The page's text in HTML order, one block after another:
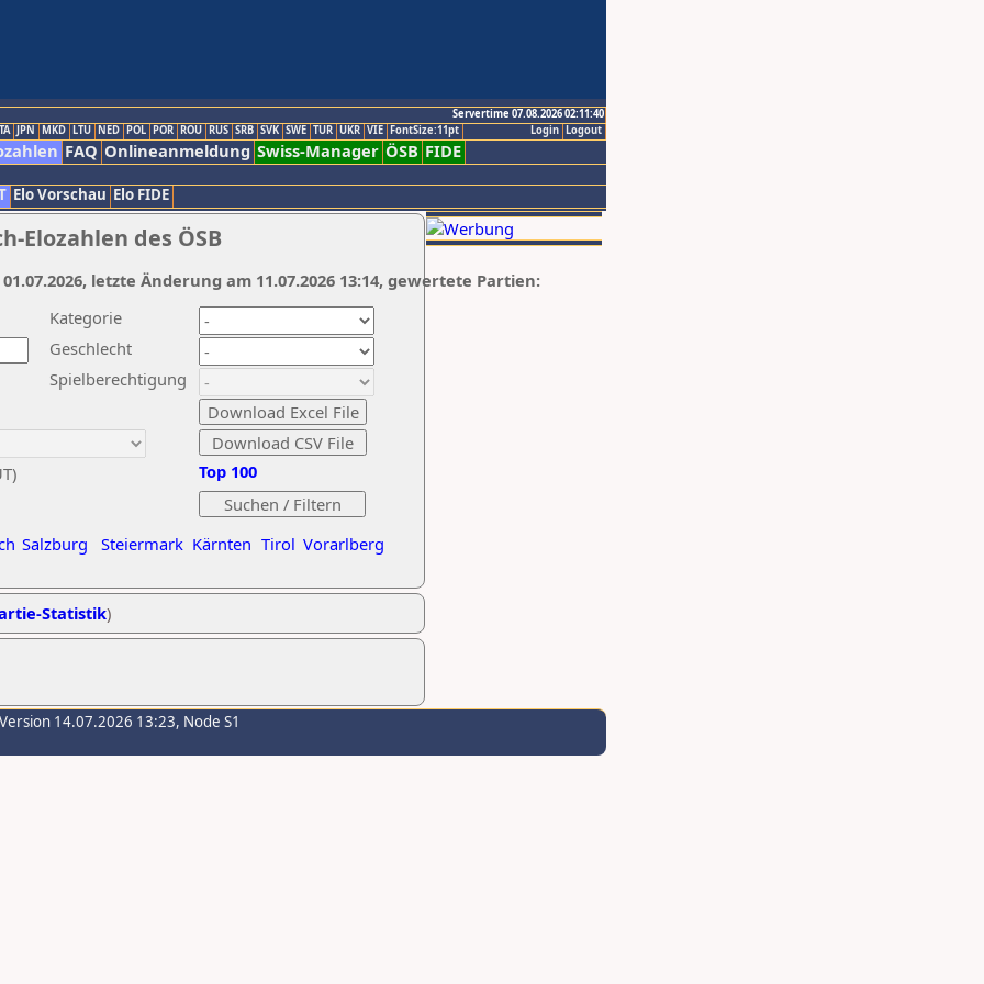
Servertime 07.08.2026 02:11:40
Logout
Login
JPN MKD LTU NED POL POR ROU RUS SRB SVK SWE TUR UKR VIE FontSize:11pt
FAQ Onlineanmeldung Swiss-Manager ÖSB FIDE
Elo Vorschau Elo FIDE
Elozahlen des ÖSB
Kategorie
Geschlecht
Spielberechtigung
Salzburg Steiermark Kärnten Tirol Vorarlberg
Top 100
letzte Änderung am 11.07.2026 13:14, gewertete Partien:
Statistik)
14.07.2026 13:23, Node S1